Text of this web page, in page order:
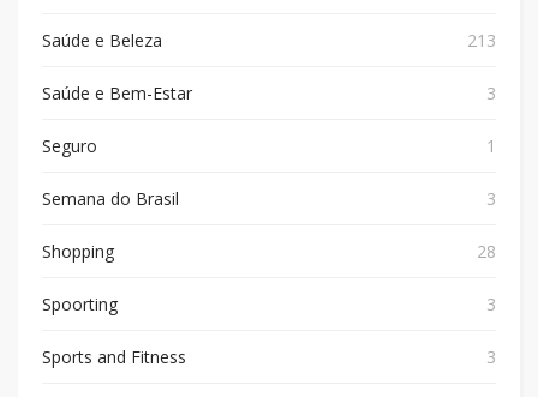
Saúde e Beleza 213
Saúde e Bem-Estar 3
Seguro 1
Semana do Brasil 3
Shopping 28
Spoorting 3
Sports and Fitness 3